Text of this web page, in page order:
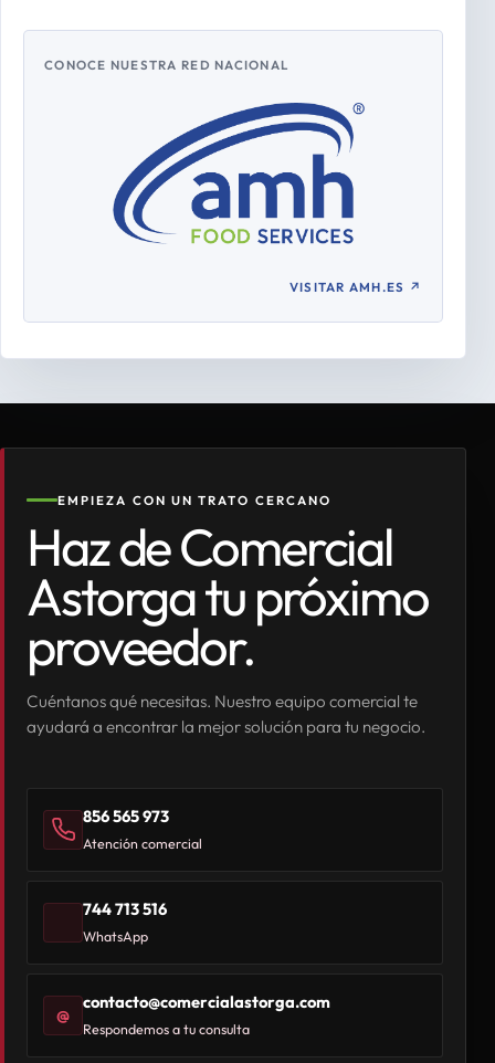
CONOCE NUESTRA RED NACIONAL
VISITAR AMH.ES ↗
EMPIEZA CON UN TRATO CERCANO
Haz de Comercial
Astorga tu próximo
proveedor.
Cuéntanos qué necesitas. Nuestro equipo comercial te
ayudará a encontrar la mejor solución para tu negocio.
856 565 973
Atención comercial
744 713 516
WhatsApp
@
contacto@comercialastorga.com
Respondemos a tu consulta